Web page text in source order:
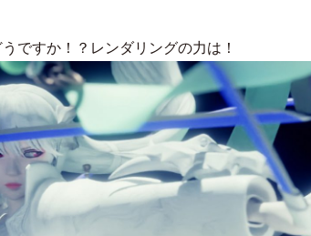
ですか！？レンダリングの力は！